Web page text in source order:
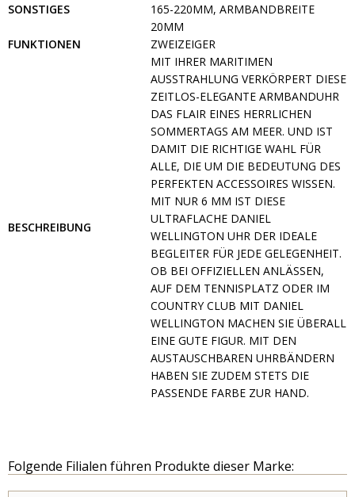
SONSTIGES
165-220MM, ARMBANDBREITE
20MM
FUNKTIONEN
ZWEIZEIGER
BESCHREIBUNG
MIT IHRER MARITIMEN
AUSSTRAHLUNG VERKÖRPERT DIESE
ZEITLOS-ELEGANTE ARMBANDUHR
DAS FLAIR EINES HERRLICHEN
SOMMERTAGS AM MEER. UND IST
DAMIT DIE RICHTIGE WAHL FÜR
ALLE, DIE UM DIE BEDEUTUNG DES
PERFEKTEN ACCESSOIRES WISSEN.
MIT NUR 6 MM IST DIESE
ULTRAFLACHE DANIEL
WELLINGTON UHR DER IDEALE
BEGLEITER FÜR JEDE GELEGENHEIT.
OB BEI OFFIZIELLEN ANLÄSSEN,
AUF DEM TENNISPLATZ ODER IM
COUNTRY CLUB MIT DANIEL
WELLINGTON MACHEN SIE ÜBERALL
EINE GUTE FIGUR. MIT DEN
AUSTAUSCHBAREN UHRBÄNDERN
HABEN SIE ZUDEM STETS DIE
PASSENDE FARBE ZUR HAND.
Folgende Filialen führen Produkte dieser Marke: